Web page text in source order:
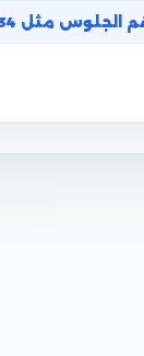
الجلوس مثل 2434